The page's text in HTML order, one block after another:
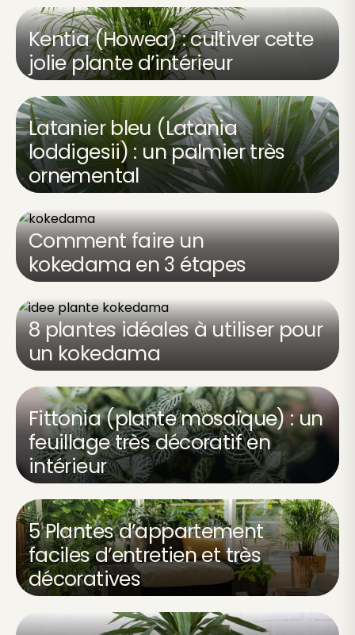
Kentia (Howea) : cultiver cette
jolie plante d’intérieur
Latanier bleu (Latania
loddigesii) : un palmier très
ornemental
Comment faire un
kokedama en 3 étapes
8 plantes idéales à utiliser pour
un kokedama
Fittonia (plante mosaïque) : un
feuillage très décoratif en
intérieur
5 Plantes d’appartement
faciles d’entretien et très
décoratives